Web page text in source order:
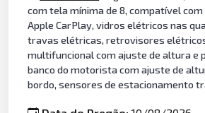
com tela mínima de 8, compatível com
Apple CarPlay, vidros elétricos nas
travas elétricas, retrovisores
multifuncional com ajuste de altura e
banco do motorista com ajuste de
bordo, sensores de estacionamento